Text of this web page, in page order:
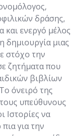
δράσης,
και ενεργό μέλος
δημιουργία μιας
στόχο την
ζητήματα που
βιβλίων
όνειρό της
υπεύθυνους
Ιστορίες να
για την